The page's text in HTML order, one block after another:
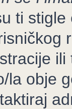
ti
la obje